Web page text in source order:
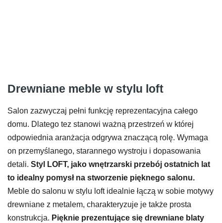
Drewniane meble w stylu loft
Salon zazwyczaj pełni funkcję reprezentacyjna całego
domu. Dlatego tez stanowi ważną przestrzeń w której
odpowiednia aranżacja odgrywa znaczącą rolę. Wymaga
on przemyślanego, starannego wystroju i dopasowania
detali. Styl LOFT, jako wnętrzarski przebój ostatnich lat
to idealny pomysł na stworzenie pięknego salonu.
Meble do salonu w stylu loft idealnie łączą w sobie motywy
drewniane z metalem, charakteryzuje je także prosta
konstrukcja. Pięknie prezentujące się drewniane blaty